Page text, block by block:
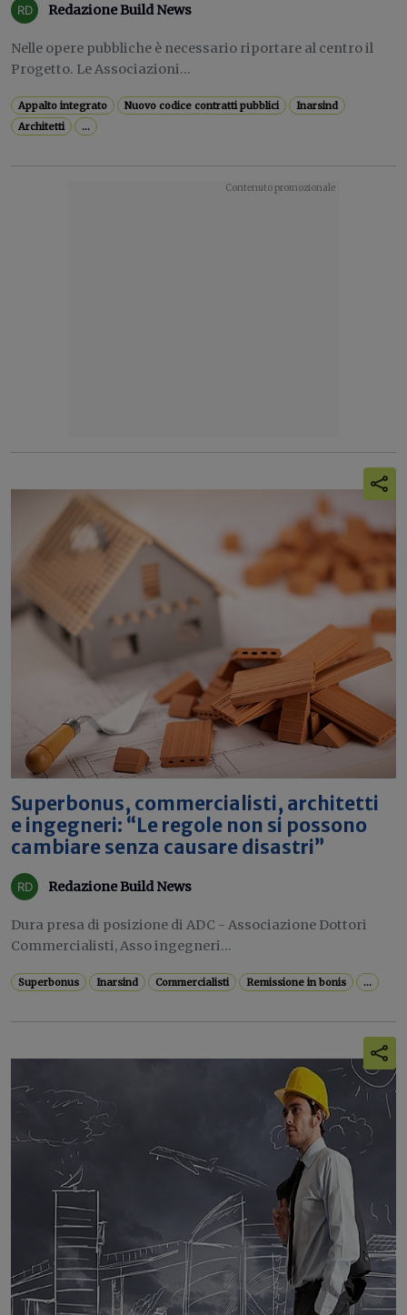
Redazione Build News
Nelle opere pubbliche è necessario riportare al centro il
Progetto. Le Associazioni...
Appalto integrato Nuovo codice contratti pubblici
Inarsind
Architetti
...
Superbonus, commercialisti, architetti
e ingegneri: “Le regole non si possono
cambiare senza causare disastri”
Redazione Build News
Dura presa di posizione di ADC - Associazione Dottori
Commercialisti, Asso ingegneri...
Superbonus Inarsind Commercialisti Remissione in bonis ...